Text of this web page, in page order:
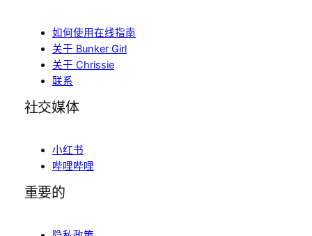
如何使用在线指南
关于 Bunker Girl
关于 Chrissie
联系
社交媒体
小红书
哔哩哔哩
重要的